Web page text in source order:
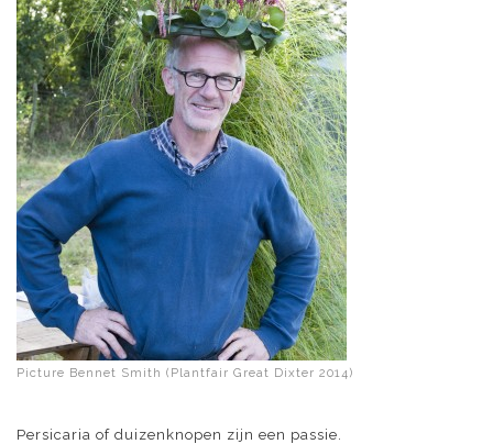
Picture Bennet Smith (Plantfair Great Dixter 2014)
Persicaria of duizenknopen zijn een passie.